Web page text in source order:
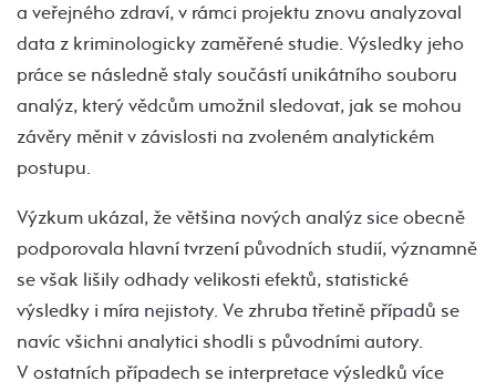
a veřejného zdraví, v rámci projektu znovu analyzoval
data z kriminologicky zaměřené studie. Výsledky jeho
práce se následně staly součástí unikátního souboru
analýz, který vědcům umožnil sledovat, jak se mohou
závěry měnit v závislosti na zvoleném analytickém
postupu.
Výzkum ukázal, že většina nových analýz sice obecně
podporovala hlavní tvrzení původních studií, významně
se však lišily odhady velikosti efektů, statistické
výsledky i míra nejistoty. Ve zhruba třetině případů se
navíc všichni analytici shodli s původními autory.
V ostatních případech se interpretace výsledků více